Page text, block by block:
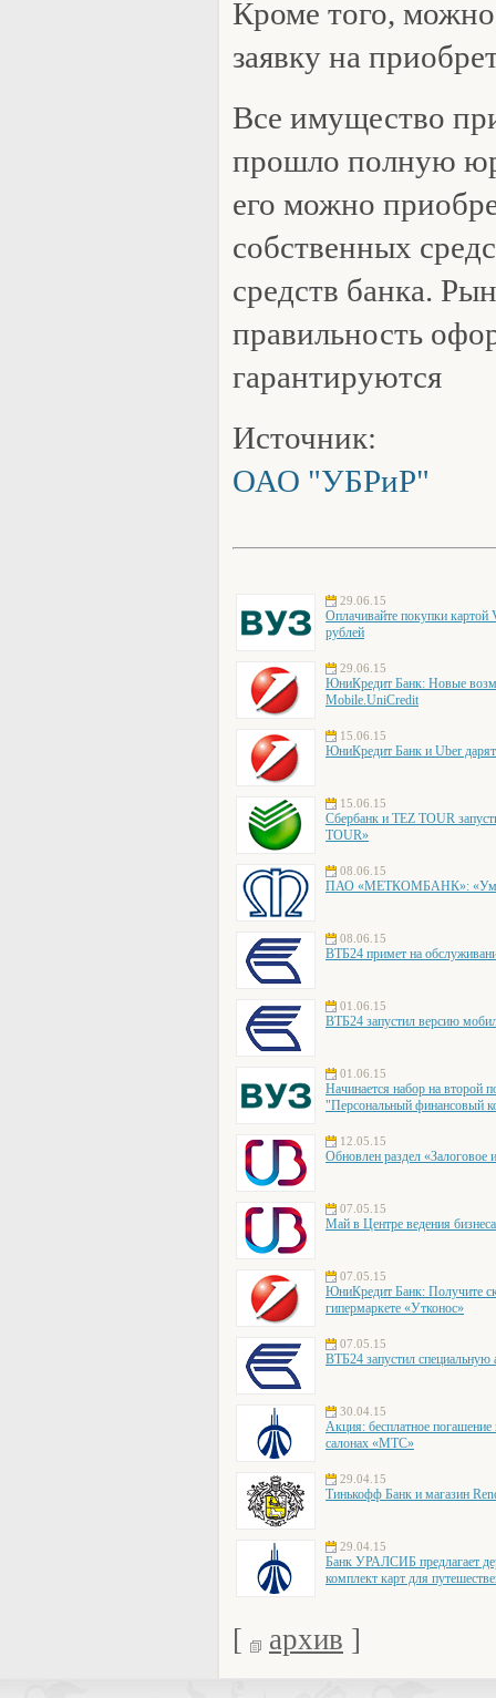
Кроме того,
заявку на
Все имущество
прошло полную
его можно
собственных
средств банка.
правильность
гарантируются
Источник:
ОАО "УБРиР"
29.06.15
Оплачивайте покупки картой
рублей
29.06.15
ЮниКредит Банк: Новые
Mobile.UniCredit
15.06.15
ЮниКредит Банк и Uber дарят
15.06.15
Сбербанк и TEZ TOUR
TOUR»
08.06.15
ПАО «МЕТКОМБАНК»:
08.06.15
ВТБ24 примет на
01.06.15
ВТБ24 запустил версию
01.06.15
Начинается набор на второй
"Персональный финансовый
12.05.15
Обновлен раздел
07.05.15
Май в Центре ведения
07.05.15
ЮниКредит Банк: Получите
гипермаркете «Утконос»
07.05.15
ВТБ24 запустил
30.04.15
Акция: бесплатное
салонах «МТС»
29.04.15
Тинькофф Банк и магазин
29.04.15
Банк УРАЛСИБ предлагает
комплект карт для
[ архив ]